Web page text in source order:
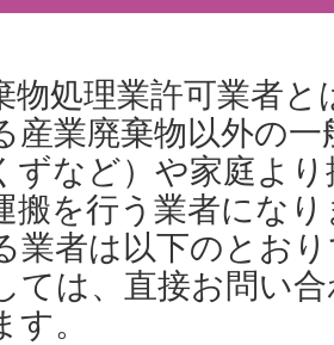
物処理業許可業者
産業廃棄物以外の
ずなど）や家庭よ
搬を行う業者にな
業者は以下のとお
ては、直接お問い
す。